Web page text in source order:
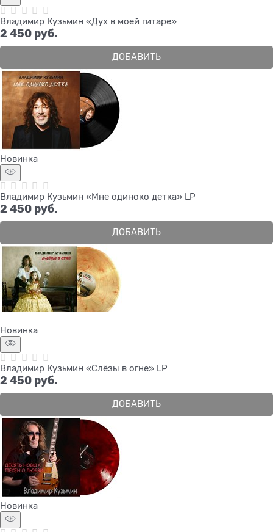
Владимир Кузьмин «Дух в моей гитаре»
2 450 руб.
ДОБАВИТЬ
Новинка
Владимир Кузьмин «Мне одиноко детка» LP
2 450 руб.
ДОБАВИТЬ
Новинка
Владимир Кузьмин «Слёзы в огне» LP
2 450 руб.
ДОБАВИТЬ
Новинка